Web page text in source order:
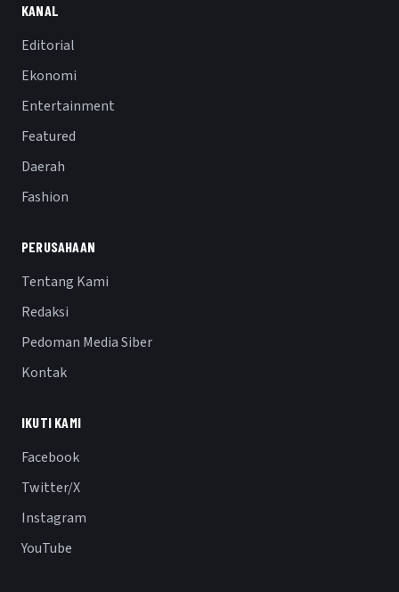
KANAL
Editorial
Ekonomi
Entertainment
Featured
Daerah
Fashion
PERUSAHAAN
Tentang Kami
Redaksi
Pedoman Media Siber
Kontak
IKUTI KAMI
Facebook
Twitter/X
Instagram
YouTube